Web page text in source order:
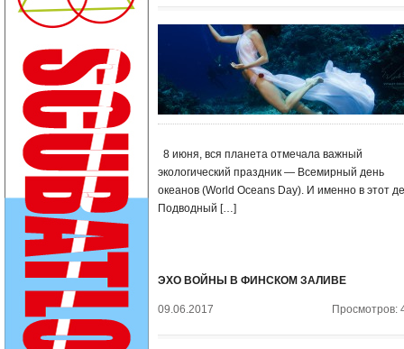
8 июня, вся планета отмечала важный
экологический праздник — Всемирный день
океанов (World Oceans Day). И именно в этот
Подводный […]
ЭХО ВОЙНЫ В ФИНСКОМ ЗАЛИВЕ
09.06.2017 Просмотров: